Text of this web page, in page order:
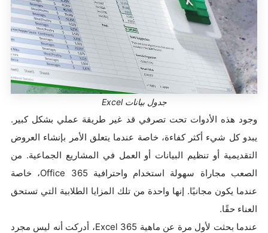
جدول بيانات Excel
وجود هذه الأدوات تحت تصرفي قد غير طريقة عملي بشكل كبير.
يبدو كل شيء أكثر كفاءة، خاصة عندما يتعلق الأمر بإنشاء العروض
التقديمية أو تنظيم البيانات أو العمل في المشاريع الجماعية. من
الصعب مجاراة سهولة استخدام واحترافية Office 365، خاصة
عندما يكون مجانيًا. إنها واحدة من تلك المزايا الطلابية التي تستحق
العناء حقًا.
عندما بحثت لأول مرة عن ماهية Excel 365، أدركت أنه ليس مجرد